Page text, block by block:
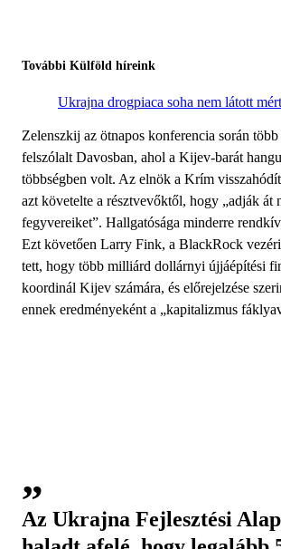
További Külföld híreink
Ukrajna drogpiaca soha nem látott
Zelenszkij az ötnapos konferencia során
felszólalt Davosban, ahol a Kijev-barát
többségben volt. Az elnök a Krím
azt követelte a résztvevőktől, hogy „adják át
fegyvereiket”. Hallgatósága minderre
Ezt követően Larry Fink, a BlackRock
tett, hogy több milliárd dollárnyi újjáépítési
koordinál Kijev számára, és előrejelzése
ennek eredményeként a „kapitalizmus
Az Ukrajna Fejlesztési